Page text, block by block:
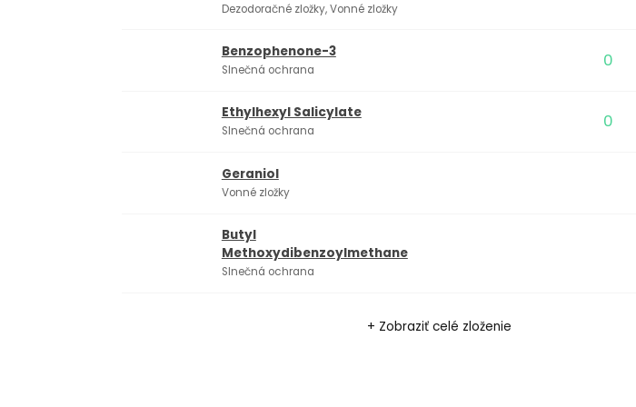
Dezodoračné zložky, Vonné zložky
Benzophenone-3
Slnečná ochrana 0
Ethylhexyl Salicylate
Slnečná ochrana 0
Geraniol
Vonné zložky
Butyl
Methoxydibenzoylmethane
Slnečná ochrana
+ Zobraziť celé zloženie